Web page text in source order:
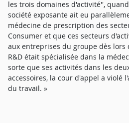
les trois domaines d'activité'',
société exposante ait eu
médecine de prescription des
Consumer et que ces secteurs
aux entreprises du groupe dès lors
R&D était spécialisée dans la
sorte que ses activités dans les
accessoires, la cour d'appel a violé
du travail. »